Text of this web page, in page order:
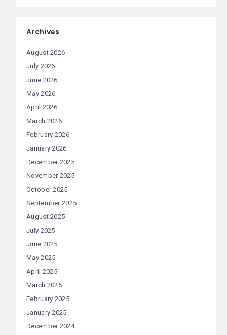
Archives
August 2026
July 2026
June 2026
May 2026
April 2026
March 2026
February 2026
January 2026
December 2025
November 2025
October 2025
September 2025
August 2025
July 2025
June 2025
May 2025
April 2025
March 2025
February 2025
January 2025
December 2024